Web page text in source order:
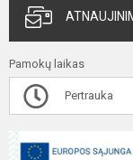
Pamokų laikas
Pertrauka